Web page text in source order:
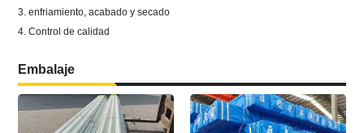
3. enfriamiento, acabado y secado
4. Control de calidad
Embalaje